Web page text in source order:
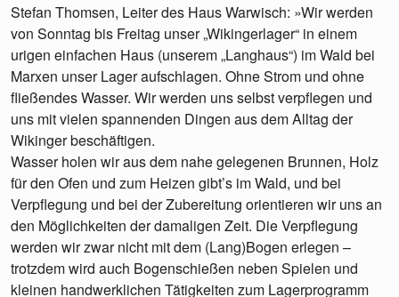
Stefan Thomsen, Leiter des Haus Warwisch: »Wir werden
von Sonntag bis Freitag unser „Wikingerlager“ in einem
urigen einfachen Haus (unserem „Langhaus“) im Wald bei
Marxen unser Lager aufschlagen. Ohne Strom und ohne
fließendes Wasser. Wir werden uns selbst verpflegen und
uns mit vielen spannenden Dingen aus dem Alltag der
Wikinger beschäftigen.
Wasser holen wir aus dem nahe gelegenen Brunnen, Holz
für den Ofen und zum Heizen gibt’s im Wald, und bei
Verpflegung und bei der Zubereitung orientieren wir uns an
den Möglichkeiten der damaligen Zeit. Die Verpflegung
werden wir zwar nicht mit dem (Lang)Bogen erlegen –
trotzdem wird auch Bogenschießen neben Spielen und
kleinen handwerklichen Tätigkeiten zum Lagerprogramm